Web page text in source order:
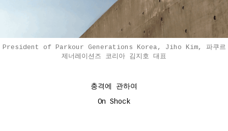
President of Parkour Generations Korea, Jiho Kim, 파쿠르
제너레이션즈 코리아 김지호 대표
충격에 관하여
On Shock